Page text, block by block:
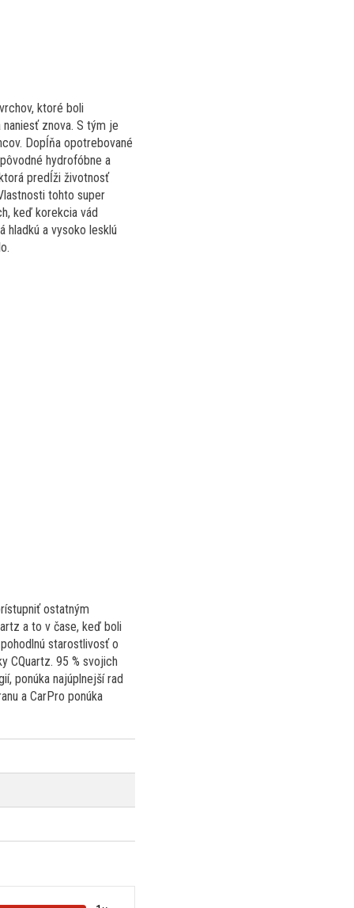
ktoré boli
znova. S tým je
Dopĺňa opotrebované
hydrofóbne a
predĺži životnosť
tohto super
keď korekcia vád
hladkú a vysoko lesklú
ostatným
a to v čase, keď boli
starostlivosť o
CQuartz. 95 % svojich
ponúka najúplnejší rad
a CarPro ponúka